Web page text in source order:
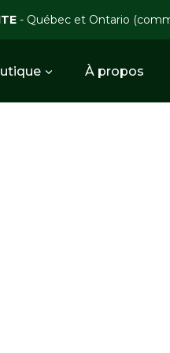
- Québec et Ontario
À propos